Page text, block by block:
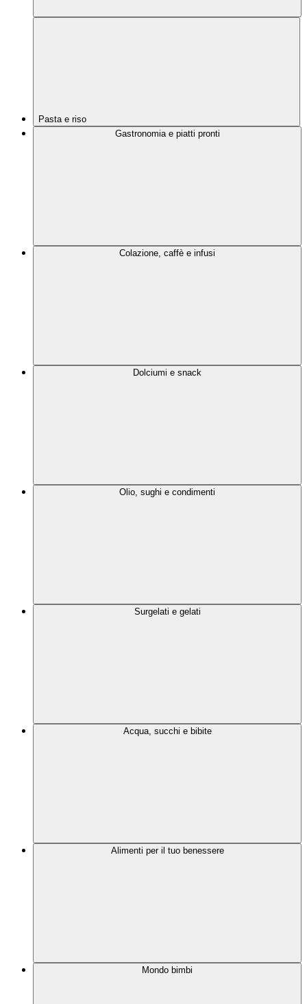
Pasta e riso
Gastronomia e piatti pronti
Colazione, caffè e infusi
Dolciumi e snack
Olio, sughi e condimenti
Surgelati e gelati
Acqua, succhi e bibite
Alimenti per il tuo benessere
Mondo bimbi